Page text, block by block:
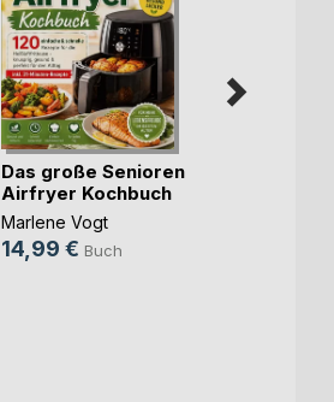
Das große Senioren
Airfryer Kochbuch
Marlene Vogt
14,99 € Buch